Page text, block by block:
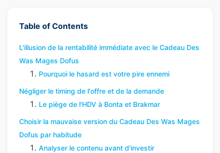
Table of Contents
L'illusion de la rentabilité immédiate avec le Cadeau Des
Was Mages Dofus
Pourquoi le hasard est votre pire ennemi
Négliger le timing de l'offre et de la demande
Le piège de l'HDV à Bonta et Brakmar
Choisir la mauvaise version du Cadeau Des Was Mages
Dofus par habitude
Analyser le contenu avant d'investir